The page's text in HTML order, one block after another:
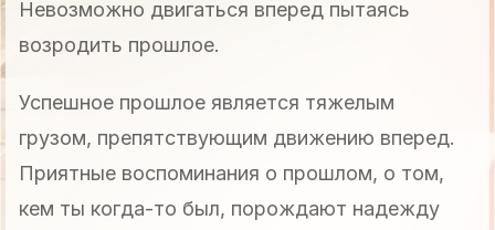
Невозможно двигаться вперед пытаясь
возродить прошлое.
Успешное прошлое является тяжелым
грузом, препятствующим движению вперед.
Приятные воспоминания о прошлом, о том,
кем ты когда-то был, порождают надежду